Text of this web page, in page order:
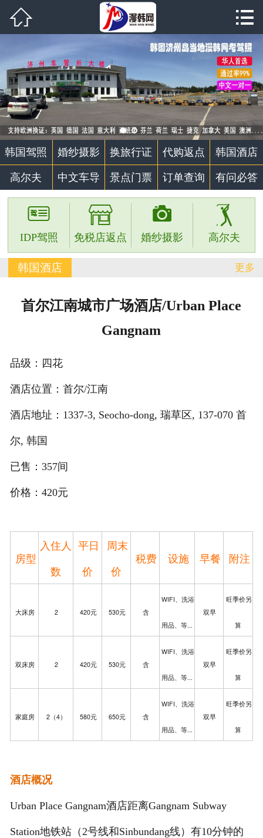
韩国驾照
代购返点
韩国酒店
高尔夫
景点门票
个性定制


韩国驾照 婚纱摄影 换旅行证 代购返点 韩国酒店
高尔夫 中文车导 景点门票 订单查询 有问必答

IDP驾照

免税店返点

婚纱摄影

高尔夫
更多
韩国酒店
首尔江南城市广场酒店/Urban Place
Gangnam
品级：四花
酒店位置：首尔/江南
酒店地址：1337-3, Seocho-dong, 瑞草区, 137-070 首
尔, 韩国
已售：357间
价格：420元
房型
入住人
数
平日
价
周末
价
税费 设施 早餐 附注
大床房 2 420元 530元 含
WIFI、洗浴
用品、等...
双早
旺季价另
算
双床房 2 420元 530元 含
WIFI、洗浴
用品、等...
双早
旺季价另
算
家庭房 2（4） 580元 650元 含
WIFI、洗浴
用品、等...
双早
旺季价另
算
酒店概况
Urban Place Gangnam酒店距离Gangnam Subway
Station地铁站（2号线和Sinbundang线）有10分钟的